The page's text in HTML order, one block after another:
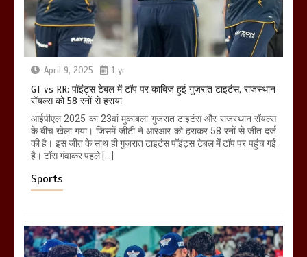
April 9, 2025 1 yr
GT vs RR: पॉइंट्स टेबल में टॉप पर काबिज हुई गुजरात टाइटंस, राजस्थान
रॉयल्स को 58 रनों से हराया
आईपीएल 2025 का 23वां मुकाबला गुजरात टाइटंस और राजस्थान रॉयल्स
के बीच खेला गया। जिसमें जीटी ने आरआर को हराकर 58 रनों से जीत दर्ज
की है। इस जीत के साथ ही गुजरात टाइटंस पॉइंट्स टेबल में टॉप पर पहुंच गई
है। टॉस गंवाकर पहले […]
Sports